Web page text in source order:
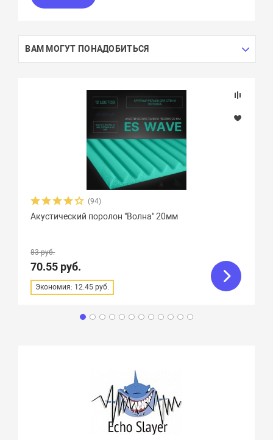
ВАМ МОГУТ ПОНАДОБИТЬСЯ
(94)
Акустический поролон "Волна" 20мм
83 руб.
70.55 руб.
Экономия: 12.45 руб.